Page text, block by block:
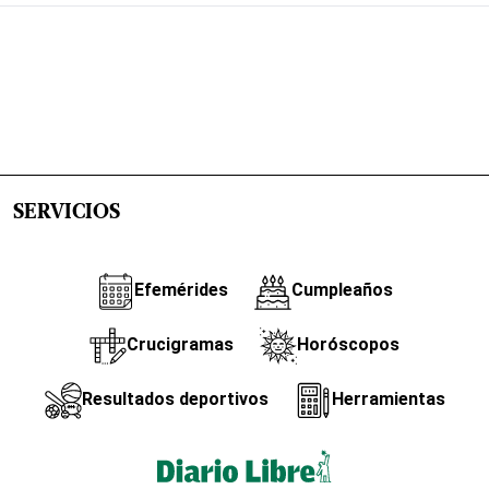
SERVICIOS
Efemérides Cumpleaños
Crucigramas Horóscopos
Resultados deportivos Herramientas